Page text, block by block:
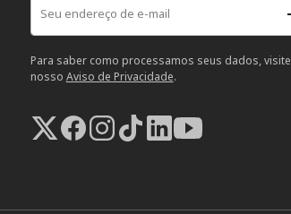
Para saber como processamos seus dados, visite
nosso Aviso de Privacidade.